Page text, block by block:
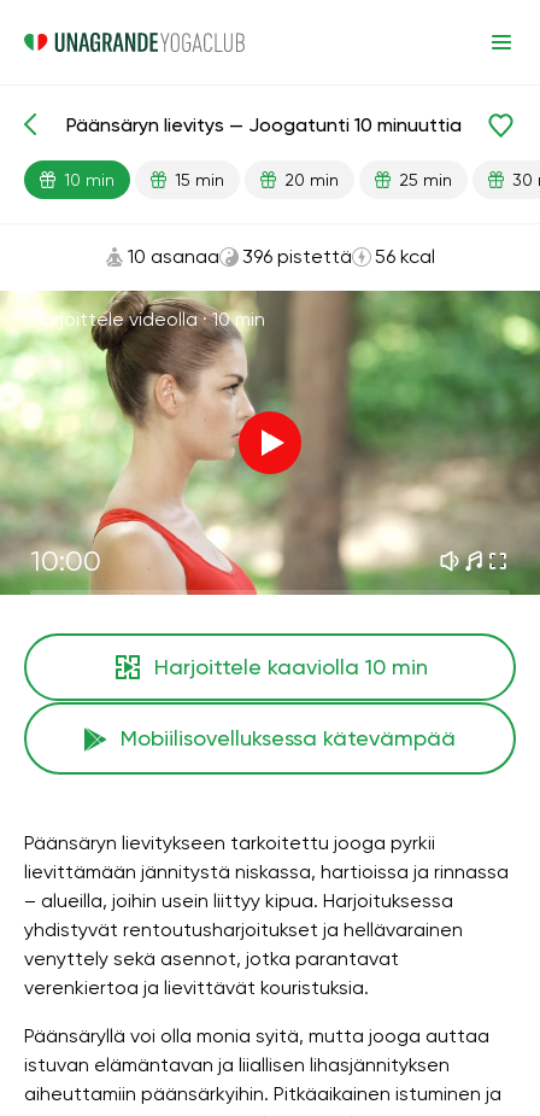
Valmiit oppitunnit Pää
Päänsäryn lievitys — Joogatunti 10 minuuttia
10 min 15 min 20 min 25 min 30
10 asanaa 396 pistettä 56 kcal
Harjoittele videolla ·10 min
10:00
Harjoittele kaaviolla 10 min
Mobiilisovelluksessa kätevämpää
Päänsäryn lievitykseen tarkoitettu jooga pyrkii
lievittämään jännitystä niskassa, hartioissa ja rinnassa
– alueilla, joihin usein liittyy kipua. Harjoituksessa
yhdistyvät rentoutusharjoitukset ja hellävarainen
venyttely sekä asennot, jotka parantavat
verenkiertoa ja lievittävät kouristuksia.
Päänsäryllä voi olla monia syitä, mutta jooga auttaa
istuvan elämäntavan ja liiallisen lihasjännityksen
aiheuttamiin päänsärkyihin. Pitkäaikainen istuminen ja